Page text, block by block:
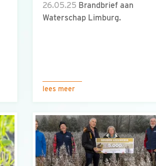
26.05.25 Brandbrief aan
Waterschap Limburg.
lees meer